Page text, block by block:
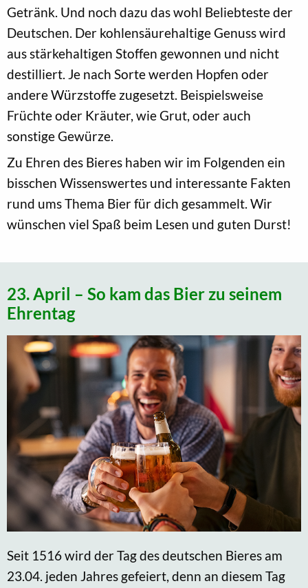
Getränk. Und noch dazu das wohl Beliebteste der
Deutschen. Der kohlensäurehaltige Genuss wird
aus stärkehaltigen Stoffen gewonnen und nicht
destilliert. Je nach Sorte werden Hopfen oder
andere Würzstoffe zugesetzt. Beispielsweise
Früchte oder Kräuter, wie Grut, oder auch
sonstige Gewürze.
Zu Ehren des Bieres haben wir im Folgenden ein
bisschen Wissenswertes und interessante Fakten
rund ums Thema Bier für dich gesammelt. Wir
wünschen viel Spaß beim Lesen und guten Durst!
23. April – So kam das Bier zu seinem
Ehrentag
Seit 1516 wird der Tag des deutschen Bieres am
23.04. jeden Jahres gefeiert, denn an diesem Tag